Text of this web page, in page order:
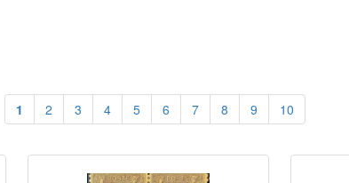
1 2 3 4 5 6 7 8 9 10